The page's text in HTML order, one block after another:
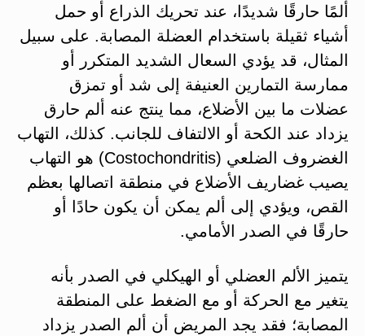
ألمًا حارقًا شديدًا، عند تحريك الذراع أو حمل
أشياء ثقيلة باستخدام العضلة المصابة​. على سبيل
المثال، قد يؤدي السعال الشديد المتكرر أو
ممارسة التمارين العنيفة إلى شد أو تمزق
عضلات ما بين الأضلاع، مما ينتج عنه ألم حارق
يزداد عند الكحة أو الالتفاف للجانب. كذلك، التهاب
الغضروف الضلعي (Costochondritis) هو التهاب
يصيب غضاريف الأضلاع في منطقة اتصالها بعظم
القص، ويؤدي إلى ألم يمكن أن يكون حادًا أو
حارقًا في الصدر الأمامي.
يتميز الألم العضلي أو الهيكلي في الصدر بأنه
يتغير مع الحركة أو مع الضغط على المنطقة
المصابة​؛ فقد يجد المريض أن ألم الصدر يزداد